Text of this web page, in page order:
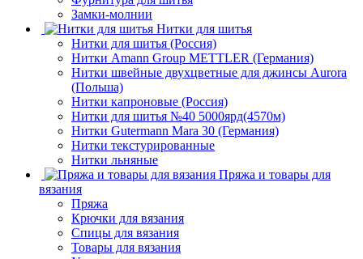
Замки-молнии
Нитки для шитья
Нитки для шитья (Россия)
Нитки Amann Group METTLER (Германия)
Нитки швейные двухцветные для джинсы Aurora
(Польша)
Нитки капроновые (Россия)
Нитки для шитья №40 5000ярд(4570м)
Нитки Gutermann Mara 30 (Германия)
Нитки текстурированные
Нитки льняные
Пряжа и товары для
вязания
Пряжа
Крючки для вязания
Спицы для вязания
Товары для вязания